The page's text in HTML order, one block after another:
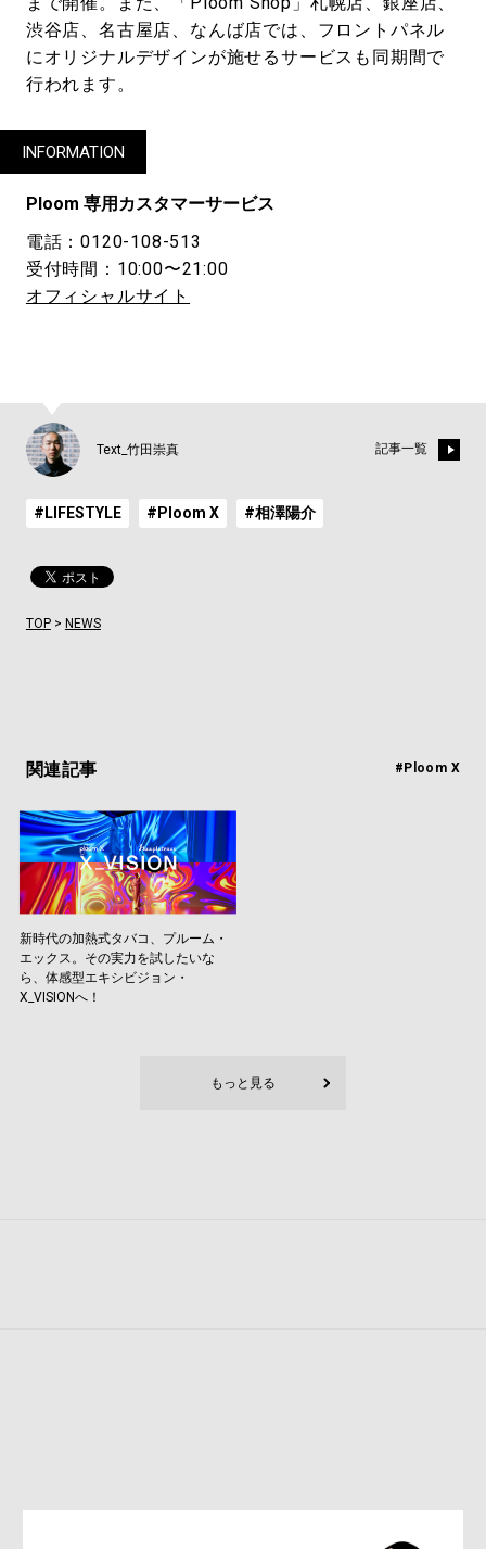
渋⾕店、名古屋店、なんば店では、フロントパネル
にオリジナルデザインが施せるサービスも同期間で
行われます。
INFORMATION
Ploom 専用カスタマーサービス
電話：0120-108-513
受付時間：10:00〜21:00
オフィシャルサイト
Text_竹田崇真 記事一覧
#LIFESTYLE #Ploom X #相澤陽介
TOP> NEWS
関連記事 #Ploom X
新時代の加熱式タバコ、プルーム・
エックス。その実力を試したいな
ら、体感型エキシビジョン・
X_VISIONへ！
もっと見る